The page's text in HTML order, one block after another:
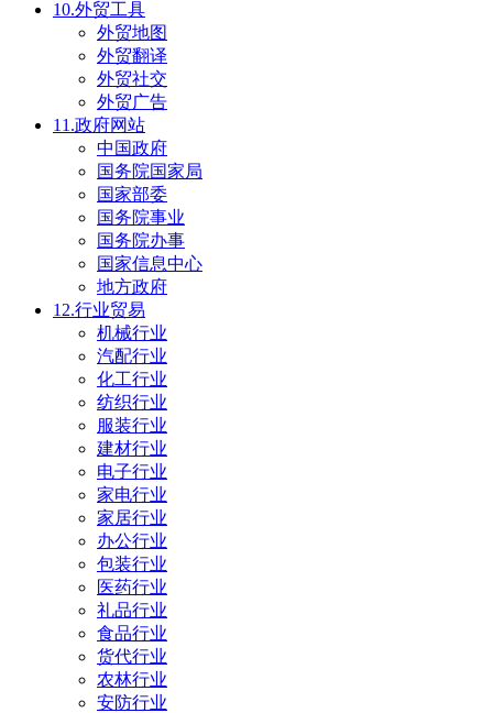
10.外贸工具
外贸地图
外贸翻译
外贸社交
外贸广告
11.政府网站
中国政府
国务院国家局
国家部委
国务院事业
国务院办事
国家信息中心
地方政府
12.行业贸易
机械行业
汽配行业
化工行业
纺织行业
服装行业
建材行业
电子行业
家电行业
家居行业
办公行业
包装行业
医药行业
礼品行业
食品行业
货代行业
农林行业
安防行业